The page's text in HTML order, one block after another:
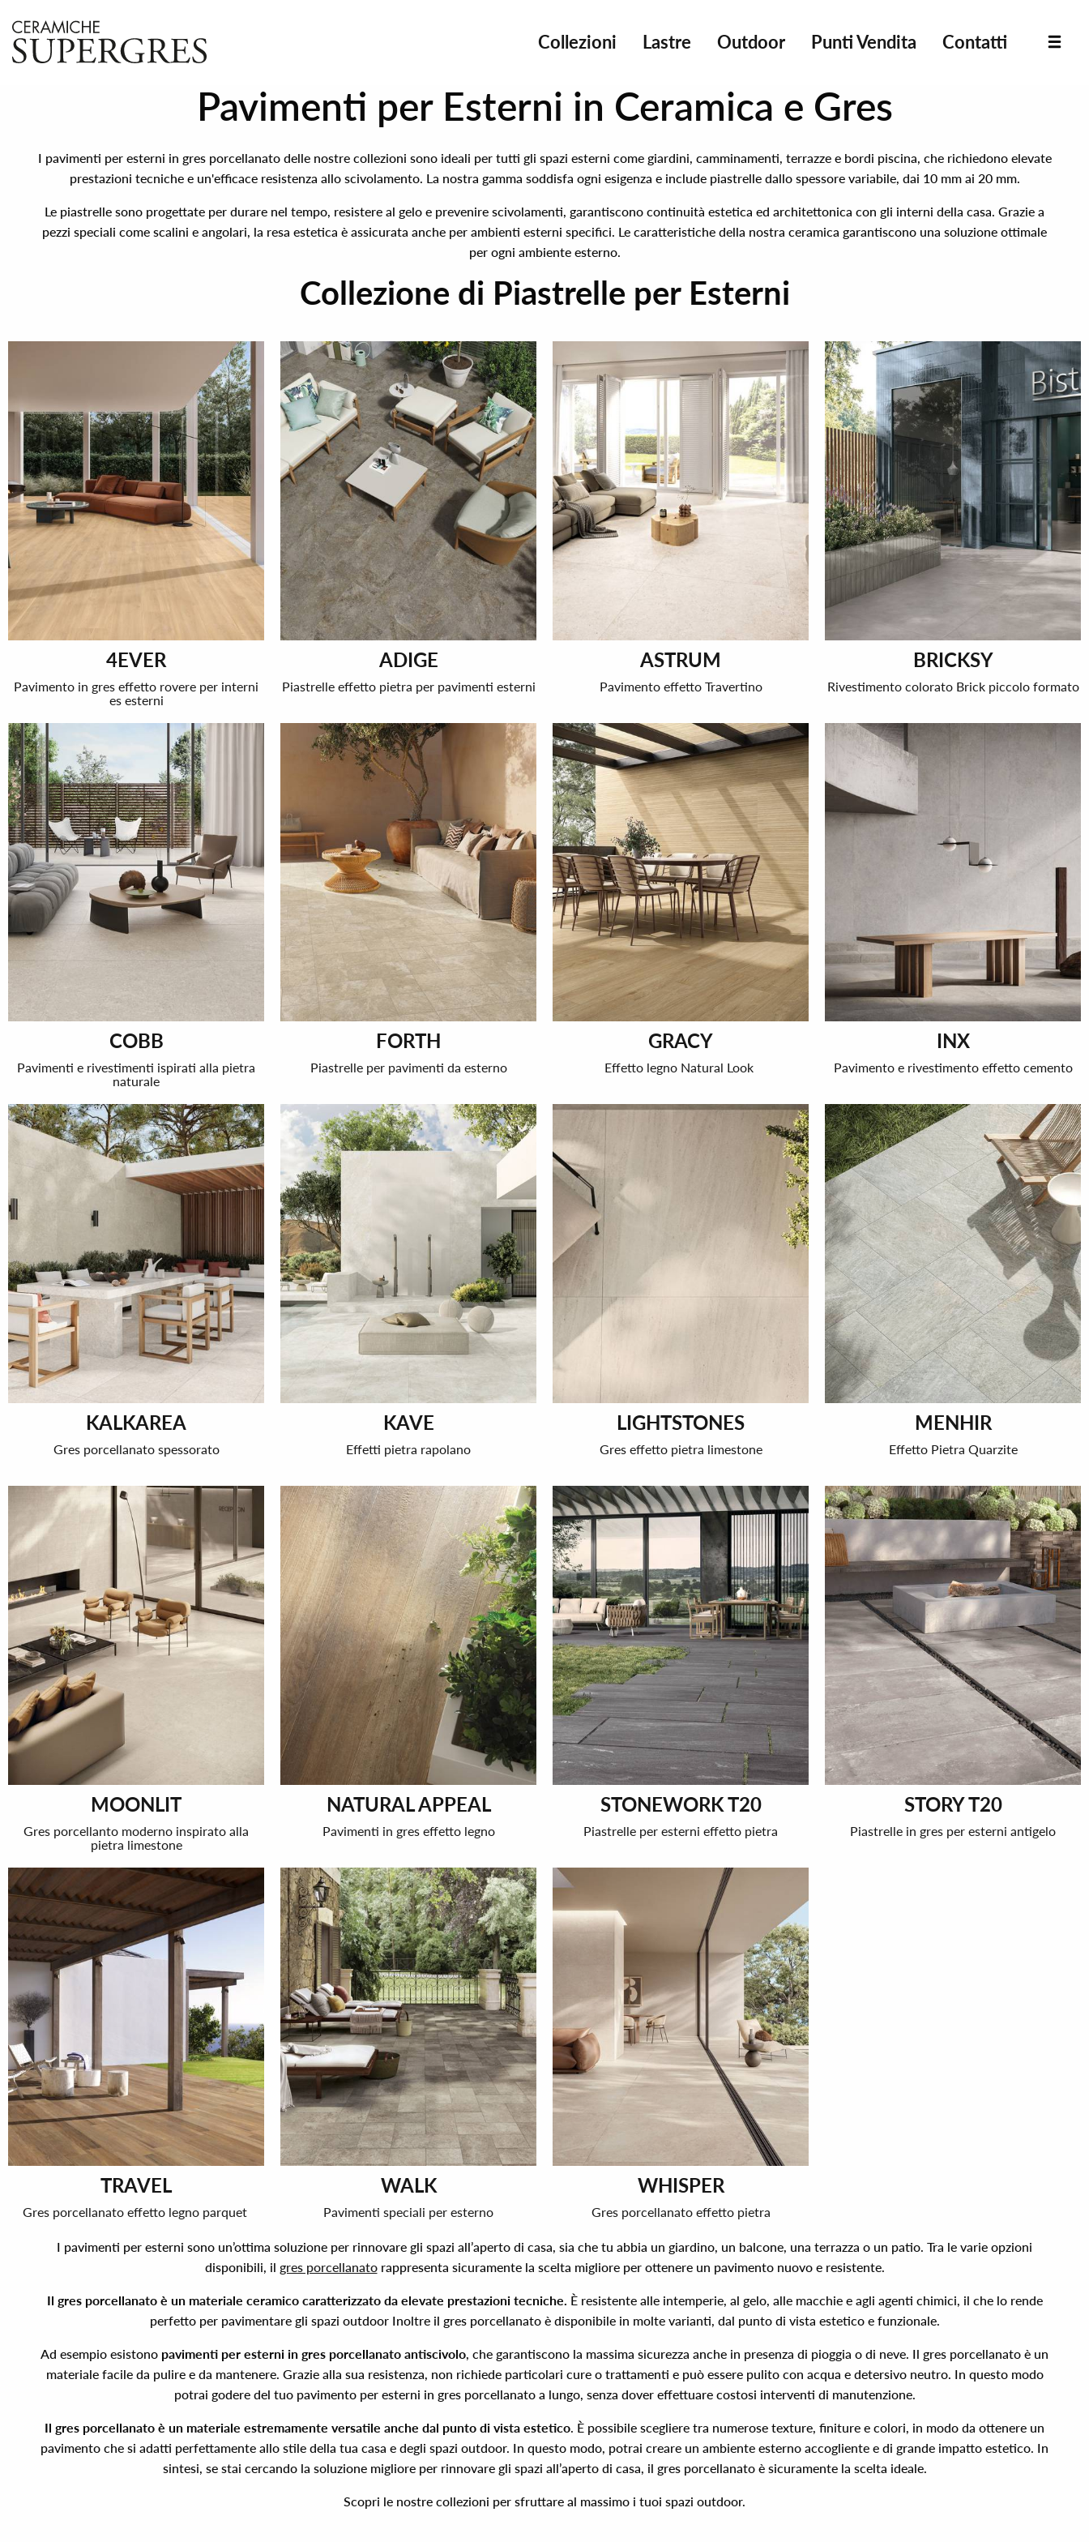
Collezioni Lastre Outdoor Punti Vendita Contatti
Pavimenti per Esterni in Ceramica e Gres
I pavimenti per esterni in gres porcellanato delle nostre collezioni sono ideali per tutti gli spazi esterni come giardini, camminamenti, terrazze e bordi piscina, che richiedono elevate
prestazioni tecniche e un'efficace resistenza allo scivolamento. La nostra gamma soddisfa ogni esigenza e include piastrelle dallo spessore variabile, dai 10 mm ai 20 mm.
Le piastrelle sono progettate per durare nel tempo, resistere al gelo e prevenire scivolamenti, garantiscono continuità estetica ed architettonica con gli interni della casa. Grazie a
pezzi speciali come scalini e angolari, la resa estetica è assicurata anche per ambienti esterni specifici. Le caratteristiche della nostra ceramica garantiscono una soluzione ottimale
per ogni ambiente esterno.
Collezione di Piastrelle per Esterni
4EVER
Pavimento in gres effetto rovere per interni
es esterni
ADIGE
Piastrelle effetto pietra per pavimenti esterni
ASTRUM
Pavimento effetto Travertino
BRICKSY
Rivestimento colorato Brick piccolo formato
COBB
Pavimenti e rivestimenti ispirati alla pietra
naturale
FORTH
Piastrelle per pavimenti da esterno
GRACY
Effetto legno Natural Look
INX
Pavimento e rivestimento effetto cemento
KALKAREA
Gres porcellanato spessorato
KAVE
Effetti pietra rapolano
LIGHTSTONES
Gres effetto pietra limestone
MENHIR
Effetto Pietra Quarzite
MOONLIT
Gres porcellanto moderno inspirato alla
pietra limestone
NATURAL APPEAL
Pavimenti in gres effetto legno
STONEWORK T20
Piastrelle per esterni effetto pietra
STORY T20
Piastrelle in gres per esterni antigelo
TRAVEL
Gres porcellanato effetto legno parquet
WALK
Pavimenti speciali per esterno
WHISPER
Gres porcellanato effetto pietra
I pavimenti per esterni sono un’ottima soluzione per rinnovare gli spazi all’aperto di casa, sia che tu abbia un giardino, un balcone, una terrazza o un patio. Tra le varie opzioni
disponibili, il gres porcellanatorappresenta sicuramente la scelta migliore per ottenere un pavimento nuovo e resistente.
Il gres porcellanato è un materiale ceramico caratterizzato da elevate prestazioni tecniche. È resistente alle intemperie, al gelo, alle macchie e agli agenti chimici, il che lo rende
perfetto per pavimentare gli spazi outdoor Inoltre il gres porcellanato è disponibile in molte varianti, dal punto di vista estetico e funzionale.
Ad esempio esistono pavimenti per esterni in gres porcellanato antiscivolo, che garantiscono la massima sicurezza anche in presenza di pioggia o di neve. Il gres porcellanato è un
materiale facile da pulire e da mantenere. Grazie alla sua resistenza, non richiede particolari cure o trattamenti e può essere pulito con acqua e detersivo neutro. In questo modo
potrai godere del tuo pavimento per esterni in gres porcellanato a lungo, senza dover effettuare costosi interventi di manutenzione.
Il gres porcellanato è un materiale estremamente versatile anche dal punto di vista estetico. È possibile scegliere tra numerose texture, finiture e colori, in modo da ottenere un
pavimento che si adatti perfettamente allo stile della tua casa e degli spazi outdoor. In questo modo, potrai creare un ambiente esterno accogliente e di grande impatto estetico. In
sintesi, se stai cercando la soluzione migliore per rinnovare gli spazi all’aperto di casa, il gres porcellanato è sicuramente la scelta ideale.
Scopri le nostre collezioni per sfruttare al massimo i tuoi spazi outdoor.